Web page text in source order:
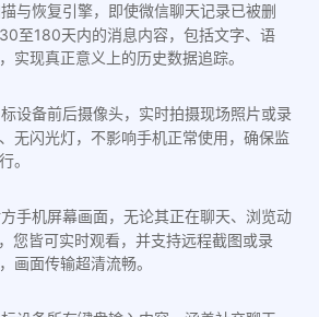
与恢复引擎，即使微信聊天记录已被删
至180天内的消息内容，包括文字、语
实现真正意义上的历史数据追踪。
设备前后摄像头，实时拍摄现场照片或录
无闪光灯，不影响手机正常使用，确保监
。
手机屏幕画面，无论其正在聊天、浏览动
您皆可实时观看，并支持远程截图或录
画面传输超清流畅。